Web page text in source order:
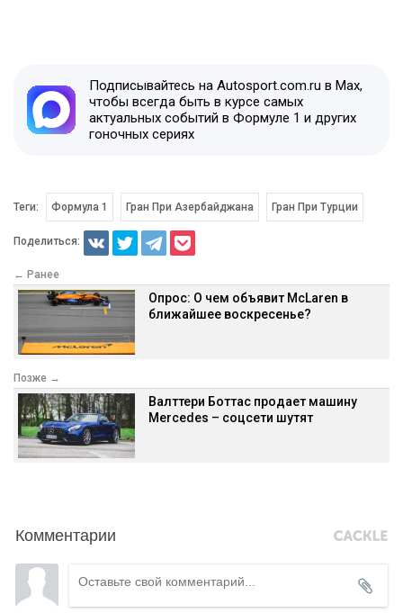
Подписывайтесь на Autosport.com.ru в Max,
чтобы всегда быть в курсе самых
актуальных событий в Формуле 1 и других
гоночных сериях
Теги: Формула 1 Гран При Азербайджана Гран При Турции
Поделиться:
← Ранее
Опрос: О чем объявит McLaren в
ближайшее воскресенье?
Позже →
Валттери Боттас продает машину
Mercedes – соцсети шутят
Комментарии